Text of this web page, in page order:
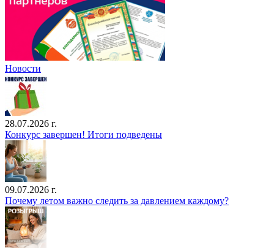
Новости
28.07.2026 г.
Конкурс завершен! Итоги подведены
09.07.2026 г.
Почему летом важно следить за давлением каждому?